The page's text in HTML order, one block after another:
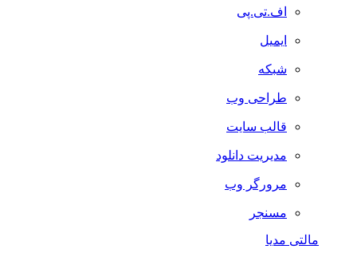
اف.تی.پی
ایمیل
شبکه
طراحی وب
قالب سایت
مدیریت دانلود
مرورگر وب
مسنجر
مالتی مدیا